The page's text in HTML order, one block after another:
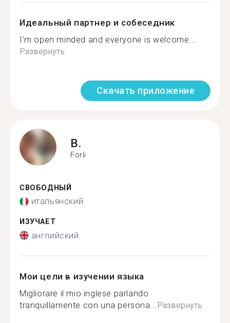
Идеальный партнер и собеседник
I’m open minded and everyone is welcome...
Развернуть
Скачать приложение
B.
Forli
СВОБОДНЫЙ
итальянский
ИЗУЧАЕТ
английский
Мои цели в изучении языка
Migliorare il mio inglese parlando
tranquillamente con una persona... Развернуть